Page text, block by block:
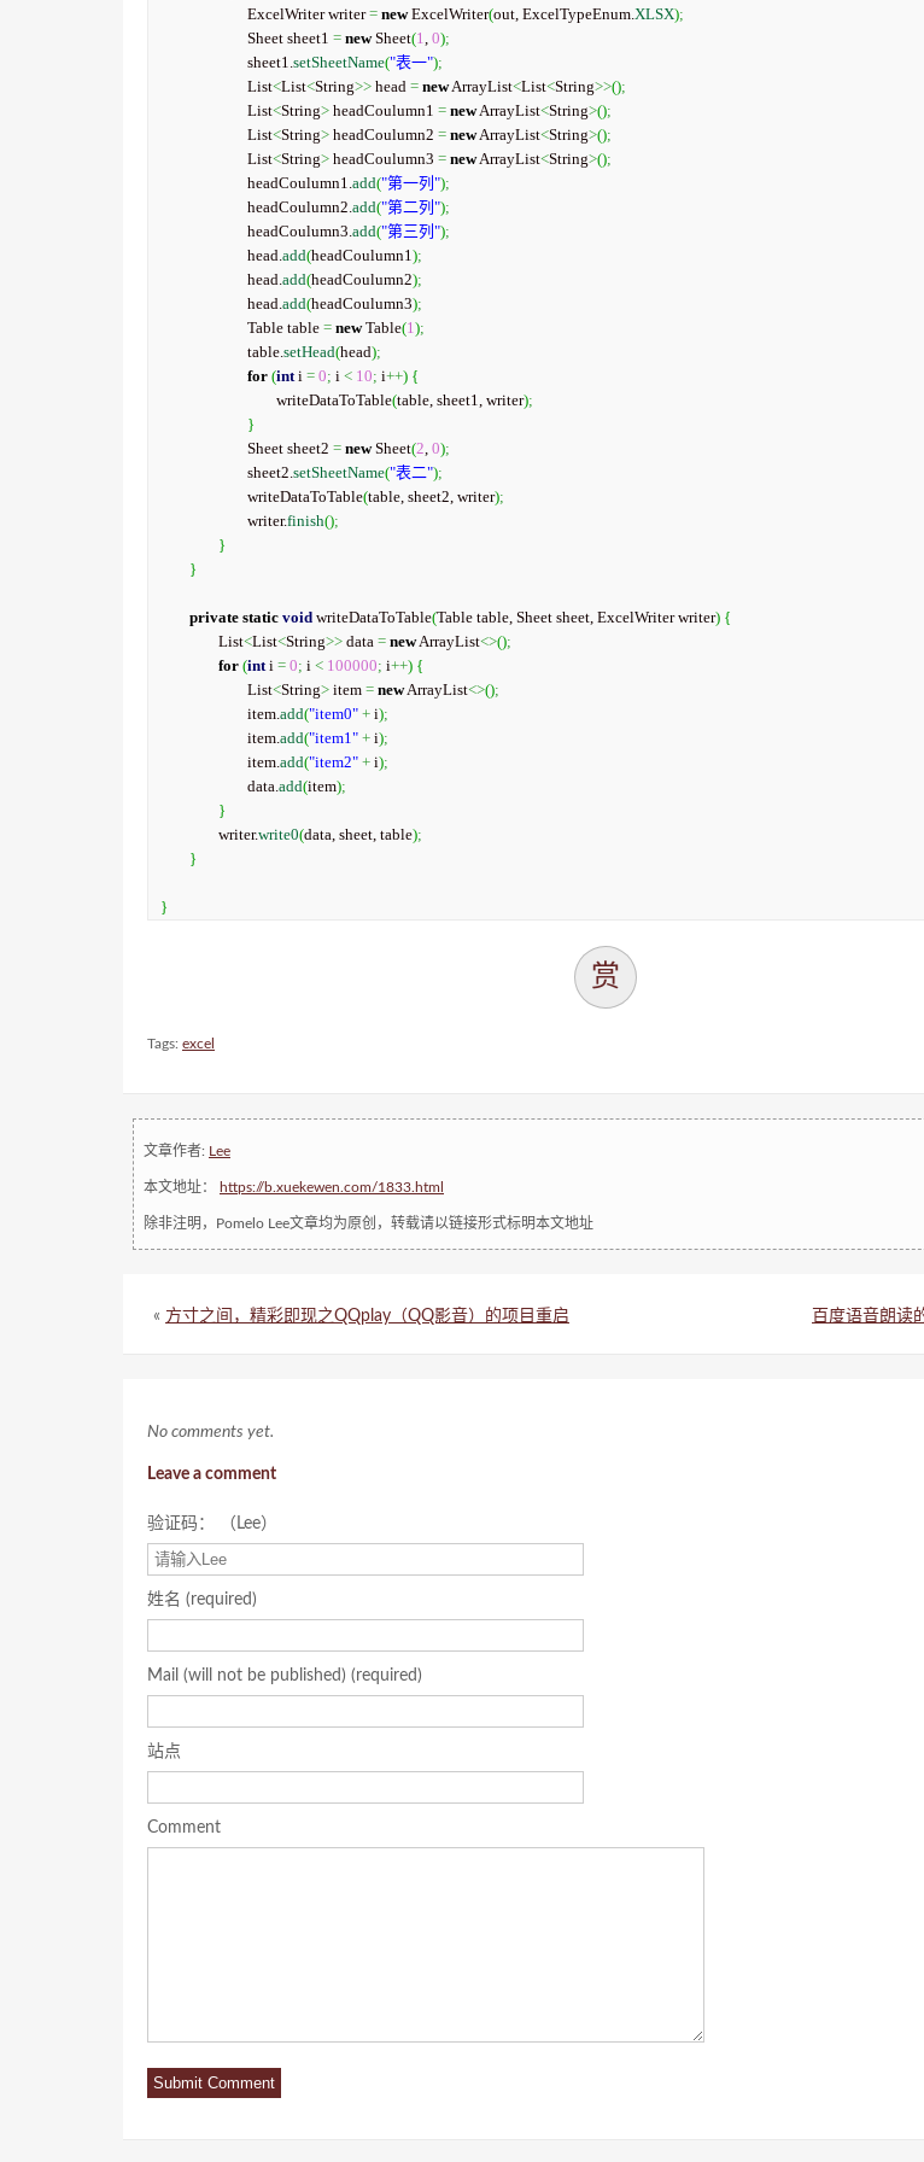
			ExcelWriter writer
= new ExcelWriter(out, ExcelTypeEnum.XLSX);
			Sheet sheet1
= new Sheet(1, 0);
			sheet1.
setSheetName("表一");
			List
<List<String>> head = new ArrayList<List<String>>();
			List
<String> headCoulumn1 = new ArrayList<String>();
			List
<String> headCoulumn2 = new ArrayList<String>();
			List
<String> headCoulumn3 = new ArrayList<String>();
			headCoulumn1.
add("第一列");
			headCoulumn2.
add("第二列");
			headCoulumn3.
add("第三列");
			head.
add(headCoulumn1);
			head.
add(headCoulumn2);
			head.
add(headCoulumn3);
			Table table
= new Table(1);
			table.
setHead(head);
for (int i = 0; i < 10; i++) {
				writeDataToTable
(table, sheet1, writer);
}
			Sheet sheet2
= new Sheet(2, 0);
			sheet2.
setSheetName("表二");
			writeDataToTable
(table, sheet2, writer);
			writer.
finish();
}
}
private static void writeDataToTable(Table table, Sheet sheet, ExcelWriter writer) {
		List
<List<String>> data = new ArrayList<>();
for (int i = 0; i < 100000; i++) {
			List
<String> item = new ArrayList<>();
			item.
add("item0" + i);
			item.
add("item1" + i);
			item.
add("item2" + i);
			data.
add(item);
}
		writer.
write0(data, sheet, table);
}
}
赏
Tags: excel
文章作者: Lee
本文地址： https://b.xuekewen.com/1833.html
除非注明，Pomelo Lee文章均为原创，转载请以链接形式标明本文地址
« 方寸之间，精彩即现之QQplay（QQ影音）的项目重启 百度语音朗读
No comments yet.
Leave a comment
验证码： （Lee）
姓名 (required)
Mail (will not be published) (required)
站点
Comment